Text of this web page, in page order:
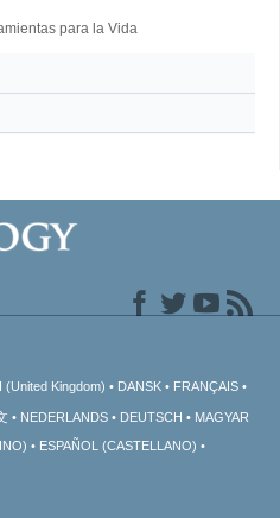
para la Vida
(United Kingdom) DANSK FRANÇAIS
NEDERLANDS DEUTSCH
MAGYAR
ESPAÑOL (CASTELLANO)